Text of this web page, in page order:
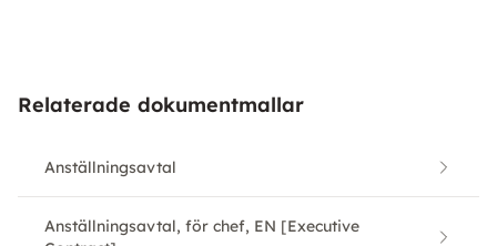
Relaterade dokumentmallar
Anställningsavtal
Anställningsavtal, för chef, EN [Executive